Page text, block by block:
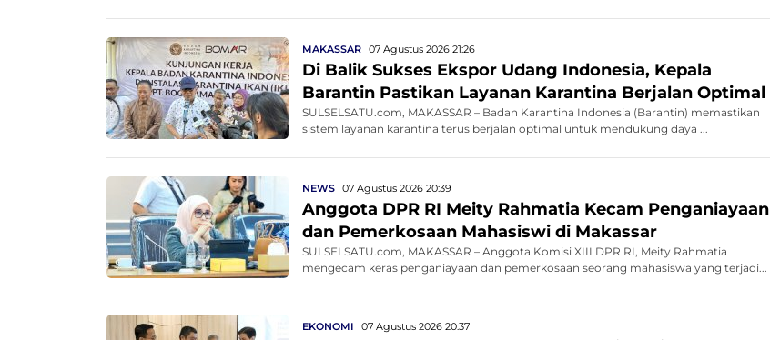
MAKASSAR 07 Agustus 2026 21:26
Di Balik Sukses Ekspor Udang Indonesia, Kepala
Barantin Pastikan Layanan Karantina Berjalan Optimal
SULSELSATU.com, MAKASSAR – Badan Karantina Indonesia (Barantin) memastikan
sistem layanan karantina terus berjalan optimal untuk mendukung daya ...
NEWS 07 Agustus 2026 20:39
Anggota DPR RI Meity Rahmatia Kecam Penganiayaan
dan Pemerkosaan Mahasiswi di Makassar
SULSELSATU.com, MAKASSAR – Anggota Komisi XIII DPR RI, Meity Rahmatia
mengecam keras penganiayaan dan pemerkosaan seorang mahasiswa yang terjadi...
EKONOMI 07 Agustus 2026 20:37